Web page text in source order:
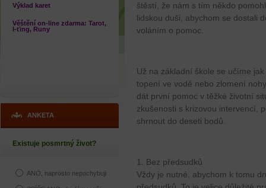
Výklad karet
Věštění on-line zdarma: Tarot,
I-ťing, Runy
ANKETA
Existuje posmrtný život?
ANO, naprosto nepochybuji
štěstí, že nám s tím někdo
lidskou duši, abychom se dostali
voláním o pomoc.
Už na základní škole se učíme
topení ve vodě nebo zlomení
dát první pomoc v těžké životní
zkušenosti s krizovou intervencí,
shrnout do deseti bodů.
1. Bez předsudků
Vždy je nutné, abychom k tomu